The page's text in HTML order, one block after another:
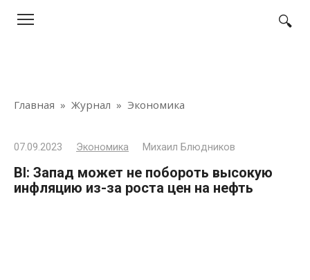
Главная » Журнал » Экономика
07.09.2023 Экономика Михаил Блюдников
BI: Запад может не побороть высокую
инфляцию из-за роста цен на нефть